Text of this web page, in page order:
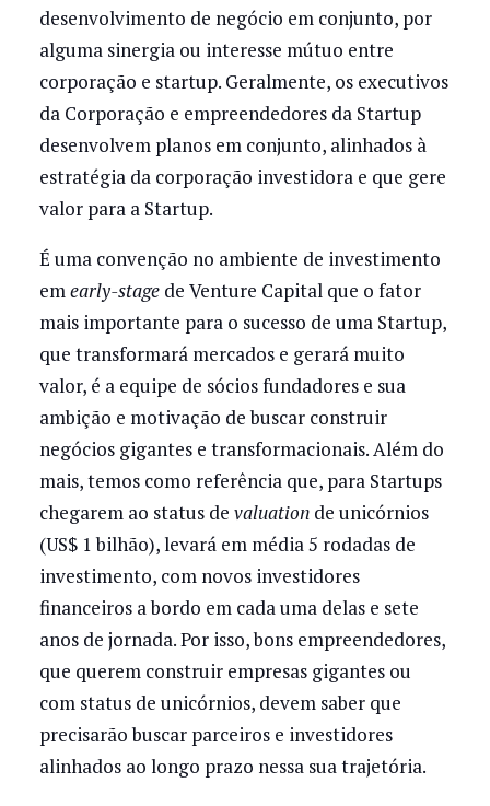
desenvolvimento de negócio em conjunto, por
alguma sinergia ou interesse mútuo entre
corporação e startup. Geralmente, os executivos
da Corporação e empreendedores da Startup
desenvolvem planos em conjunto, alinhados à
estratégia da corporação investidora e que gere
valor para a Startup.
É uma convenção no ambiente de investimento
emearly-stagede Venture Capital que o fator
mais importante para o sucesso de uma Startup,
que transformará mercados e gerará muito
valor, é a equipe de sócios fundadores e sua
ambição e motivação de buscar construir
negócios gigantes e transformacionais. Além do
mais, temos como referência que, para Startups
chegarem ao status de valuationde unicórnios
(US$ 1 bilhão), levará em média 5 rodadas de
investimento, com novos investidores
financeiros a bordo em cada uma delas e sete
anos de jornada. Por isso, bons empreendedores,
que querem construir empresas gigantes ou
com status de unicórnios, devem saber que
precisarão buscar parceiros e investidores
alinhados ao longo prazo nessa sua trajetória.